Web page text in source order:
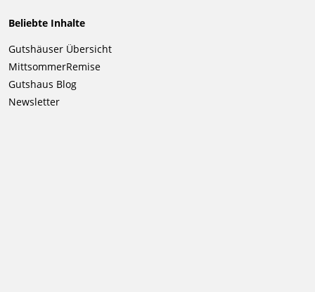
Beliebte Inhalte
Navigation
überspringen
Gutshäuser Übersicht
MittsommerRemise
Gutshaus Blog
Newsletter